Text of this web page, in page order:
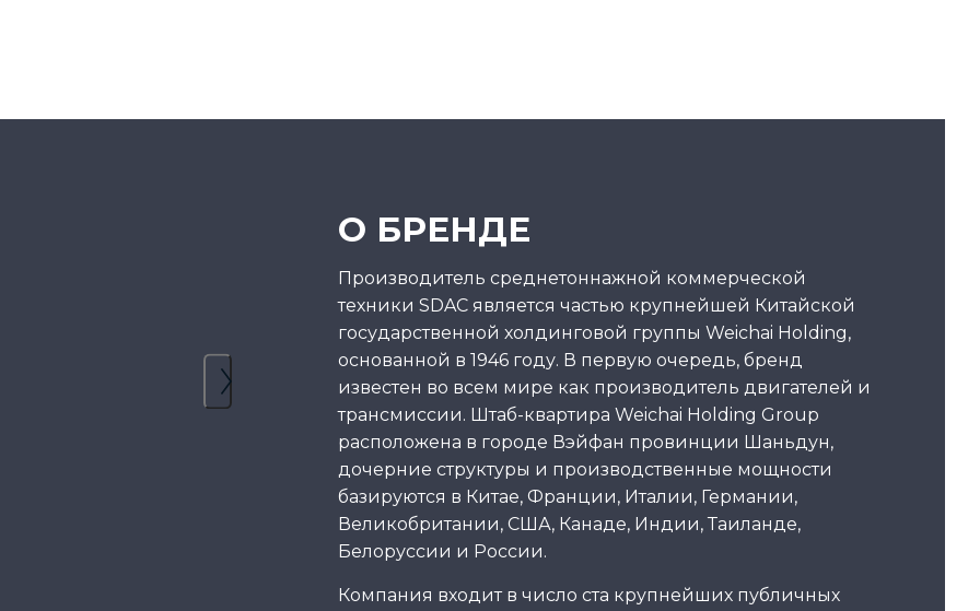
О БРЕНДЕ
Производитель среднетоннажной коммерческой
техники SDAC является частью крупнейшей Китайской
государственной холдинговой группы Weichai Holding,
основанной в 1946 году. В первую очередь, бренд
известен во всем мире как производитель двигателей и
трансмиссии. Штаб-квартира Weichai Holding Group
расположена в городе Вэйфан провинции Шаньдун,
дочерние структуры и производственные мощности
базируются в Китае, Франции, Италии, Германии,
Великобритании, США, Канаде, Индии, Таиланде,
Белоруссии и России.
Компания входит в число ста крупнейших публичных